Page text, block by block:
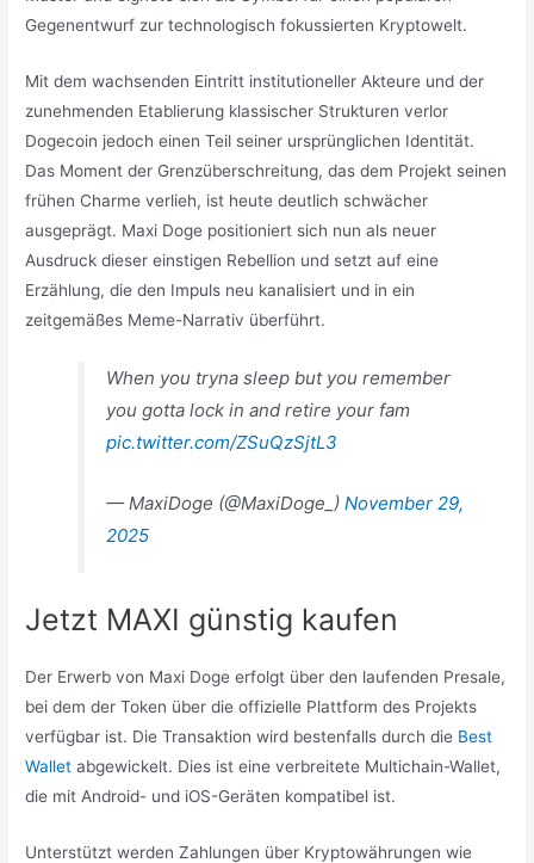
Gegenentwurf zur technologisch fokussierten Kryptowelt.
Mit dem wachsenden Eintritt institutioneller Akteure und der
zunehmenden Etablierung klassischer Strukturen verlor
Dogecoin jedoch einen Teil seiner ursprünglichen Identität.
Das Moment der Grenzüberschreitung, das dem Projekt seinen
frühen Charme verlieh, ist heute deutlich schwächer
ausgeprägt. Maxi Doge positioniert sich nun als neuer
Ausdruck dieser einstigen Rebellion und setzt auf eine
Erzählung, die den Impuls neu kanalisiert und in ein
zeitgemäßes Meme-Narrativ überführt.
When you tryna sleep but you remember
you gotta lock in and retire your fam
pic.twitter.com/ZSuQzSjtL3
— MaxiDoge (@MaxiDoge_)November 29,
2025
Jetzt MAXI günstig kaufen
Der Erwerb von Maxi Doge erfolgt über den laufenden Presale,
bei dem der Token über die offizielle Plattform des Projekts
verfügbar ist. Die Transaktion wird bestenfalls durch die Best
Walletabgewickelt. Dies ist eine verbreitete Multichain-Wallet,
die mit Android- und iOS-Geräten kompatibel ist.
Unterstützt werden Zahlungen über Kryptowährungen wie